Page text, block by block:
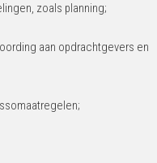
zoals planning;
aan opdrachtgevers en